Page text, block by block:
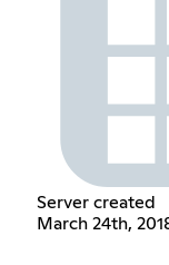
Server created
March 24th,